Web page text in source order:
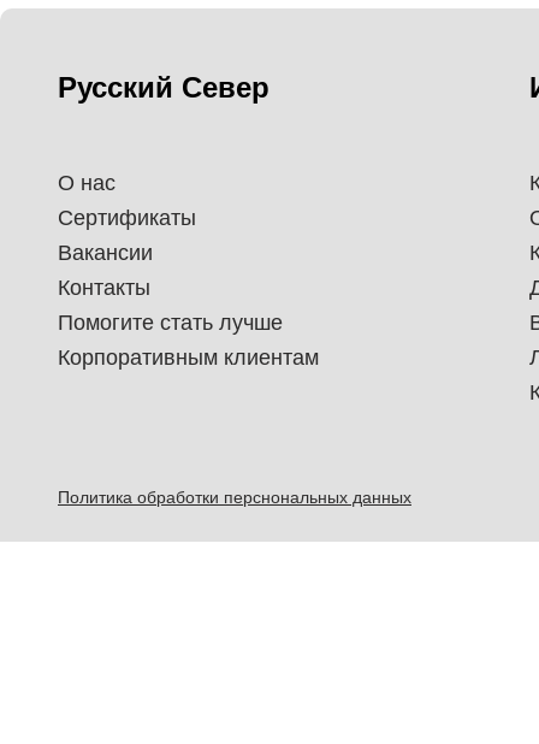
Русский Север
О нас
Сертификаты
Вакансии
Контакты
Помогите стать лучше
Корпоративным клиентам
Политика обработки перснональных данных